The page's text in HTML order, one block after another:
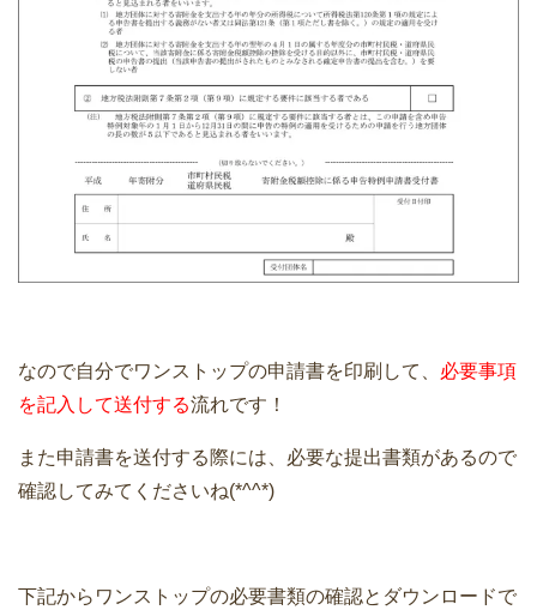
なので自分でワンストップの申請書を印刷して、 必要事項
を記入して送付する流れです！
また申請書を送付する際には、必要な提出書類があるので
確認してみてくださいね(*^^*)
下記からワンストップの必要書類の確認とダウンロードで